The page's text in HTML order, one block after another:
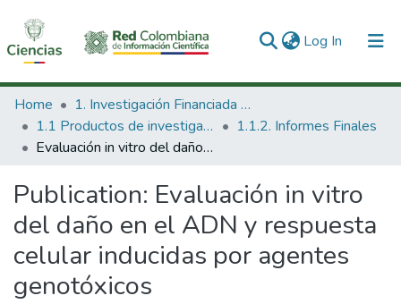
Log In (current)
Communities & Collections
All of DSpace
Home
1. Investigación Financiada con Recursos Públicos
1.1 Productos de investigación
1.1.2. Informes Finales
Evaluación in vitro del daño en el ADN y respuesta celular inducidas por agentes genotóxicos
Publication: Evaluación in vitro
del daño en el ADN y respuesta
celular inducidas por agentes
genotóxicos